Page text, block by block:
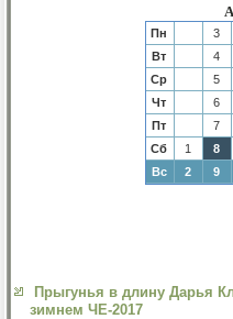
Пн 3
Вт
4
Ср
5
Чт
6
Пт
7
Сб
1 8
Вс
2 9
Прыгунья в длину Дарья
зимнем ЧЕ-2017